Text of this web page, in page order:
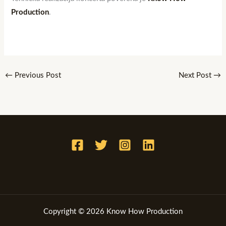
Production.
← Previous Post Next Post →
Copyright © 2026 Know How Production